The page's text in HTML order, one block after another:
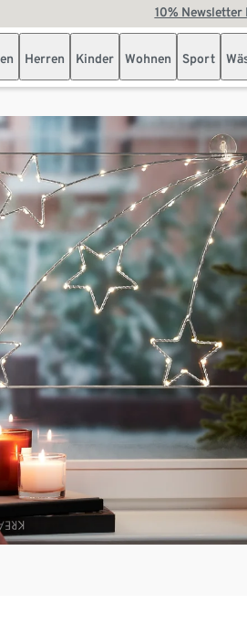
10% Newsletter
Herren Kinder Wohnen Sport